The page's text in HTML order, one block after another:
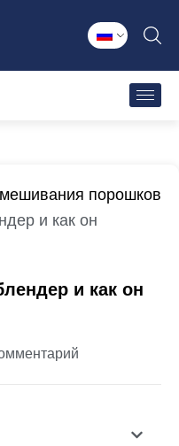
порошков
и как он
и как он